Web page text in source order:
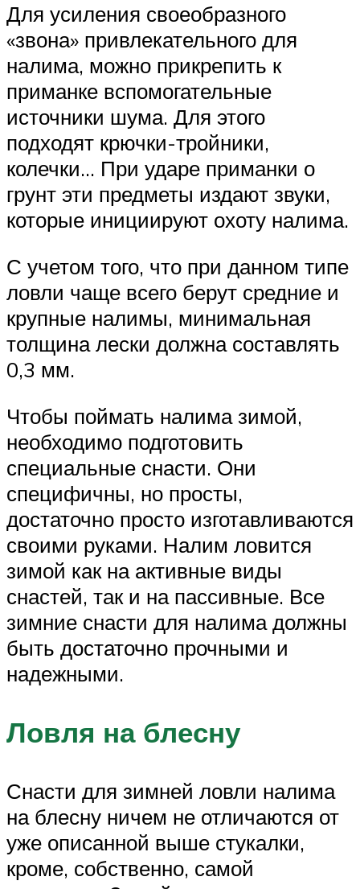
Для усиления своеобразного
«звона» привлекательного для
налима, можно прикрепить к
приманке вспомогательные
источники шума. Для этого
подходят крючки-тройники,
колечки… При ударе приманки о
грунт эти предметы издают звуки,
которые инициируют охоту налима.
С учетом того, что при данном типе
ловли чаще всего берут средние и
крупные налимы, минимальная
толщина лески должна составлять
0,3 мм.
Чтобы поймать налима зимой,
необходимо подготовить
специальные снасти. Они
специфичны, но просты,
достаточно просто изготавливаются
своими руками. Налим ловится
зимой как на активные виды
снастей, так и на пассивные. Все
зимние снасти для налима должны
быть достаточно прочными и
надежными.
Ловля на блесну
Снасти для зимней ловли налима
на блесну ничем не отличаются от
уже описанной выше стукалки,
кроме, собственно, самой